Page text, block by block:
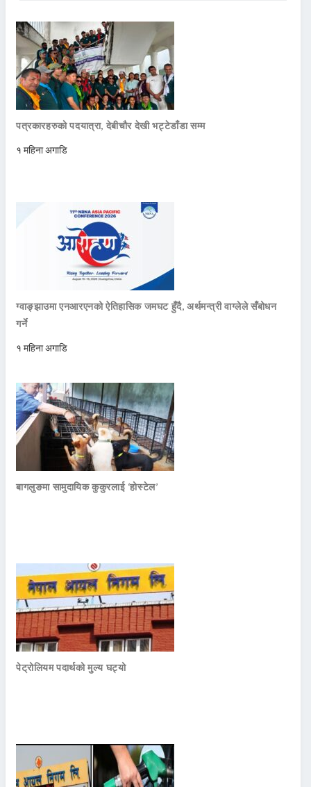
पत्रकारहरुको पदयात्रा, देबीचौर देखी भट्टेडाँडा सम्म
१ महिना अगाडि
ग्वाङ्झाउमा एनआरएनको ऐतिहासिक जमघट हुँदै, अर्थमन्त्री वाग्लेले सँबोधन
गर्ने
१ महिना अगाडि
बागलुङमा सामुदायिक कुकुरलाई ‘होस्टेल’
पेट्रोलियम पदार्थको मुल्य घट्यो